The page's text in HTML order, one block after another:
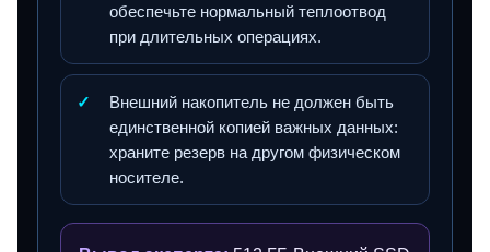
обеспечьте нормальный теплоотвод
при длительных операциях.
✓
Внешний накопитель не должен быть
единственной копией важных данных:
храните резерв на другом физическом
носителе.